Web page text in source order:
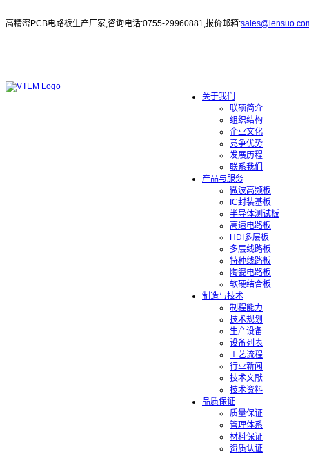
高精密PCB电路板生产厂家,咨询电话:0755-29960881,报价邮箱:
关于我们
联硕简介
组织结构
企业文化
竞争优势
发展历程
联系我们
产品与服务
微波高频板
IC封装基板
半导体测试板
高速电路板
HDI多层板
多层线路板
特种线路板
陶瓷电路板
软硬结合板
制造与技术
制程能力
技术规划
生产设备
设备列表
工艺流程
行业新闻
技术文献
技术资料
品质保证
质量保证
管理体系
材料保证
资质认证